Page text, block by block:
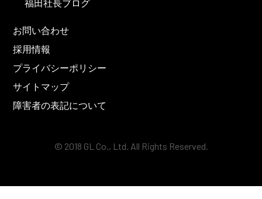
福田社長ブログ
お問い合わせ
採用情報
プライバシーポリシー
サイトマップ
障害者の表記について
© 2018 GL Co., Ltd. All Rights Reserved.